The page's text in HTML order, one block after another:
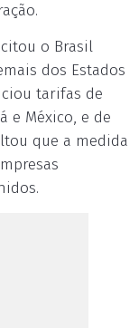
o Brasil
dos Estados
tarifas de
e México, e de
que a medida